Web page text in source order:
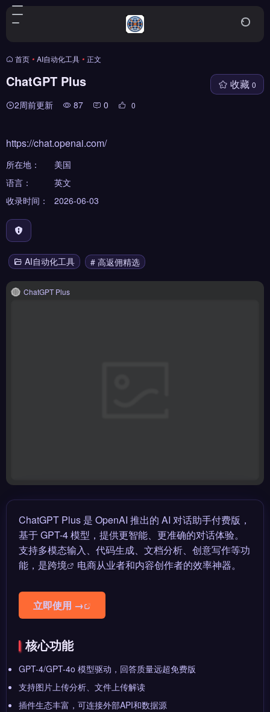
首页 • AI自动化工具 • 正文
ChatGPT Plus
2周前更新 87 0 0
收藏 0
https://chat.openai.com/
所在地：
美国
语言：
英文
收录时间：
2026-06-03
AI自动化工具 # 高返佣精选
ChatGPT Plus
ChatGPT Plus 是 OpenAI 推出的 AI 对话助手付费版，
基于 GPT-4 模型，提供更智能、更准确的对话体验。
支持多模态输入、代码生成、文档分析、创意写作等功
能，是跨境 电商从业者和内容创作者的效率神器。
立即使用 →
核心功能
GPT-4/GPT-4o 模型驱动，回答质量远超免费版
支持图片上传分析、文件上传解读
插件生态丰富，可连接外部API和数据源